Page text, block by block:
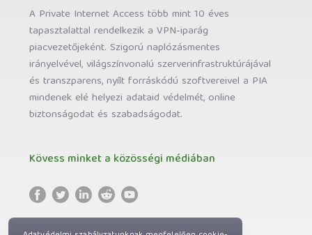
A Private Internet Access több mint 10 éves
tapasztalattal rendelkezik a VPN-iparág
piacvezetőjeként. Szigorú naplózásmentes
irányelvével, világszínvonalú szerverinfrastruktúrájával
és transzparens, nyílt forráskódú szoftvereivel a PIA
mindenek elé helyezi adataid védelmét, online
biztonságodat és szabadságodat.
Kövess minket a közösségi médiában